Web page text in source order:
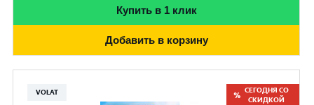
Купить в 1 клик
Добавить в корзину
VOLAT
СЕГОДНЯ СО
СКИДКОЙ